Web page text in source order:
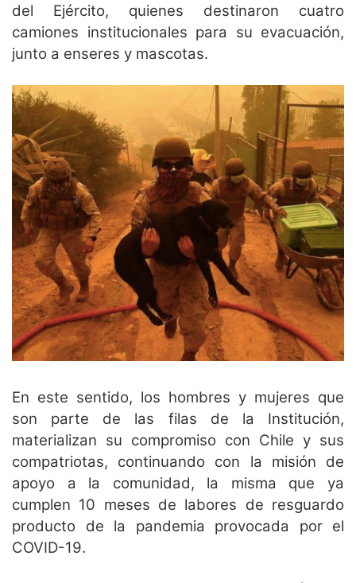
del Ejército, quienes destinaron cuatro
camiones institucionales para su evacuación,
junto a enseres y mascotas.
En este sentido, los hombres y mujeres que
son parte de las filas de la Institución,
materializan su compromiso con Chile y sus
compatriotas, continuando con la misión de
apoyo a la comunidad, la misma que ya
cumplen 10 meses de labores de resguardo
producto de la pandemia provocada por el
COVID-19.